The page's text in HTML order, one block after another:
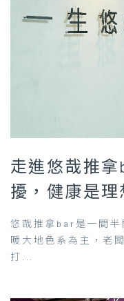
走進悠哉推拿
擾，健康是理
悠哉推拿bar是一間半
暖大地色系為主，老
打...